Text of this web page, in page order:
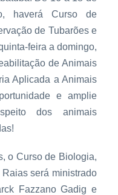
haverá Curso de
de Tubarões e
feira a domingo,
de Animais
Aplicada a Animais
e amplie
dos animais
o Curso de Biologia,
será ministrado
Fazzano Gadig e